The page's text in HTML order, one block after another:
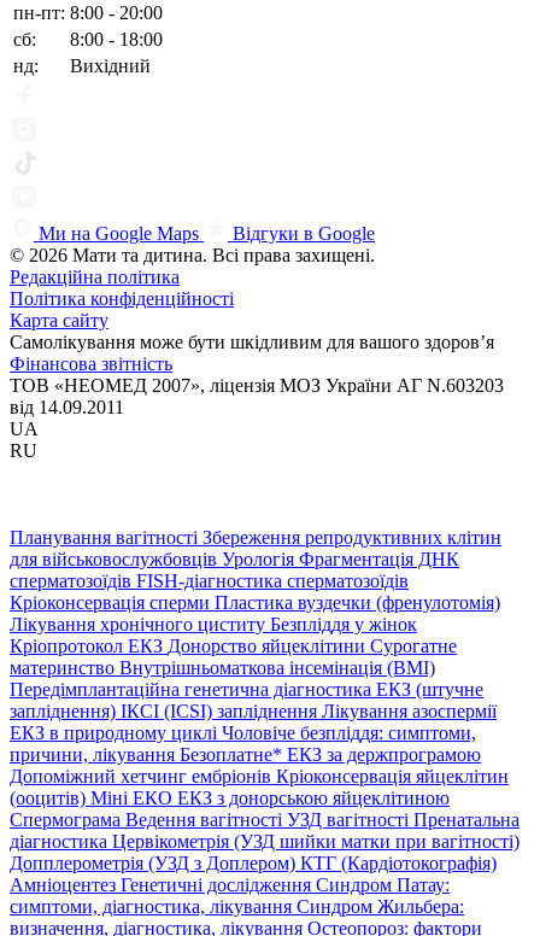
пн-пт: 8:00 - 20:00
сб:
8:00 - 18:00
нд:
Вихідний
Ми на Google Maps
Відгуки в Google
© 2026 Мати та дитина. Всі права захищені.
Редакційна політика
Політика конфіденційності
Карта сайту
Самолікування може бути шкідливим для вашого здоров’я
Фінансова звітність
ТОВ «НЕОМЕД 2007», ліцензія МОЗ України АГ N.603203
від 14.09.2011
UA
RU
Планування вагітності Збереження репродуктивних клітин
для військовослужбовців Урологія Фрагментація ДНК
сперматозоїдів FISH-діагностика сперматозоїдів
Кріоконсервація сперми Пластика вуздечки (френулотомія)
Лікування хронічного циститу Безпліддя у жінок
Кріопротокол ЕКЗ Донорство яйцеклітини Сурогатне
материнство Внутрішньоматкова інсемінація (ВМІ)
Передімплантаційна генетична діагностика ЕКЗ (штучне
запліднення) ІКСІ (ICSI) запліднення Лікування азоспермії
ЕКЗ в природному циклі Чоловіче безпліддя: симптоми,
причини, лікування Безоплатне* ЕКЗ за держпрограмою
Допоміжний хетчинг ембріонів Кріоконсервація яйцеклітин
(ооцитів) Міні ЕКО ЕКЗ з донорською яйцеклітиною
Спермограма Ведення вагітності УЗД вагітності Пренатальна
діагностика Цервікометрія (УЗД шийки матки при вагітності)
Допплерометрія (УЗД з Доплером) КТГ (Кардіотокографія)
Амніоцентез Генетичні дослідження Синдром Патау:
симптоми, дiагностика, лiкування Синдром Жильбера:
визначення, діагностика, лікування Остеопороз: фактори